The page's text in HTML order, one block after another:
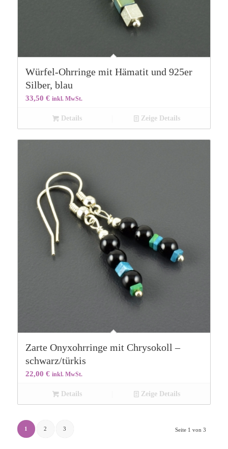
Würfel-Ohrringe mit Hämatit und 925er
Silber, blau
33,50 € inkl. MwSt.
Details Zeige Details
Zarte Onyxohrringe mit Chrysokoll –
schwarz/türkis
22,00 € inkl. MwSt.
Details Zeige Details
Seite 1 von 3
1 2 3